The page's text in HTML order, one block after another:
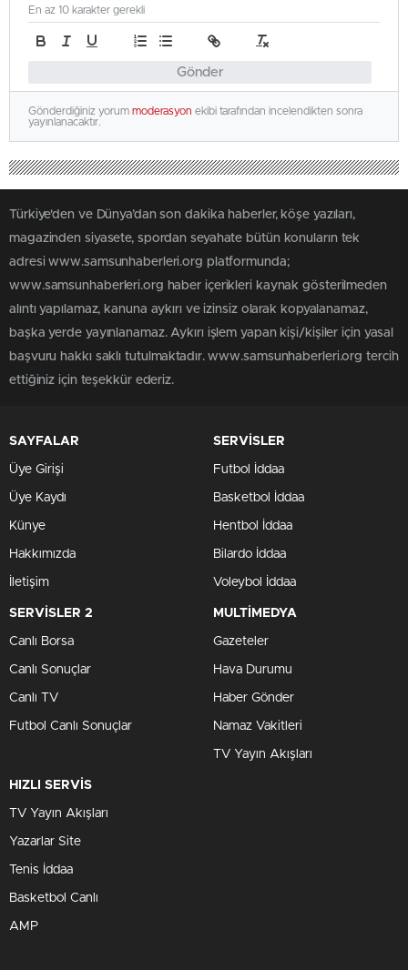
Gönder
En az 10 karakter gerekli
Gönderdiğiniz yorum moderasyon ekibi tarafından incelendikten sonra
yayınlanacaktır.
Türkiye'den ve Dünya’dan son dakika haberler, köşe yazıları,
magazinden siyasete, spordan seyahate bütün konuların tek
adresi www.samsunhaberleri.org platformunda;
www.samsunhaberleri.org haber içerikleri kaynak gösterilmeden
alıntı yapılamaz, kanuna aykırı ve izinsiz olarak kopyalanamaz,
başka yerde yayınlanamaz. Aykırı işlem yapan kişi/kişiler için yasal
başvuru hakkı saklı tutulmaktadır. www.samsunhaberleri.org tercih
ettiğiniz için teşekkür ederiz.
SAYFALAR
Üye Girişi
Üye Kaydı
Künye
Hakkımızda
İletişim
SERVİSLER
Futbol İddaa
Basketbol İddaa
Hentbol İddaa
Bilardo İddaa
Voleybol İddaa
SERVİSLER 2
Canlı Borsa
Canlı Sonuçlar
Canlı TV
Futbol Canlı Sonuçlar
MULTİMEDYA
Gazeteler
Hava Durumu
Haber Gönder
Namaz Vakitleri
TV Yayın Akışları
HIZLI SERVİS
TV Yayın Akışları
Yazarlar Site
Tenis İddaa
Basketbol Canlı
AMP